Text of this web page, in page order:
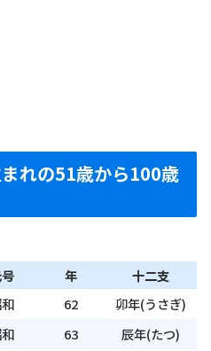
れの51歳から100歳
年 十二支
62 卯年(うさぎ)
63 辰年(たつ)